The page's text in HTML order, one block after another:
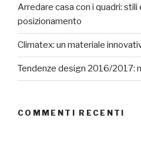
Arredare casa con i quadri: stili
posizionamento
Climatex: un materiale
Tendenze design 2016/2017:
COMMENTI RECENTI